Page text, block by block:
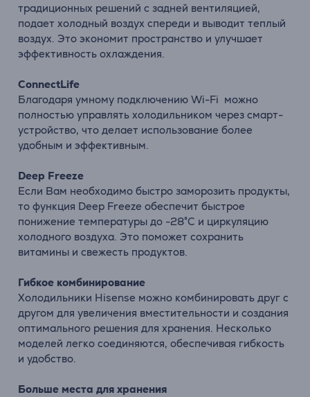
традиционных решений с задней вентиляцией,
подает холодный воздух спереди и выводит теплый
воздух. Это экономит пространство и улучшает
эффективность охлаждения.
ConnectLife
Благодаря умному подключению Wi-Fi можно
полностью управлять холодильником через смарт-
устройство, что делает использование более
удобным и эффективным.
Deep Freeze
Если Вам необходимо быстро заморозить продукты,
то функция Deep Freeze обеспечит быстрое
понижение температуры до -28°C и циркуляцию
холодного воздуха. Это поможет сохранить
витамины и свежесть продуктов.
Гибкое комбинирование
Холодильники Hisense можно комбинировать друг с
другом для увеличения вместительности и создания
оптимального решения для хранения. Несколько
моделей легко соединяются, обеспечивая гибкость
и удобство.
Больше места для хранения